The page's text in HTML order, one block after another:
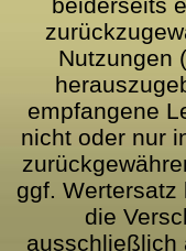
Nutzungen
empfangene
nicht oder nur
ggf.
die
ausschließlich